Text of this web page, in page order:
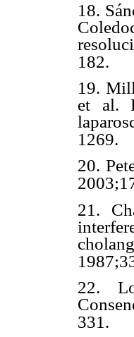
18.
182.
19.
et al.
1269.
20.
21.
22.
331.